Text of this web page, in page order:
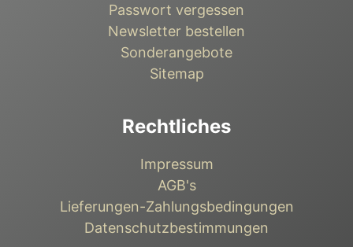
Passwort vergessen
Newsletter bestellen
Sonderangebote
Sitemap
Rechtliches
Impressum
AGB's
Lieferungen-Zahlungsbedingungen
Datenschutzbestimmungen